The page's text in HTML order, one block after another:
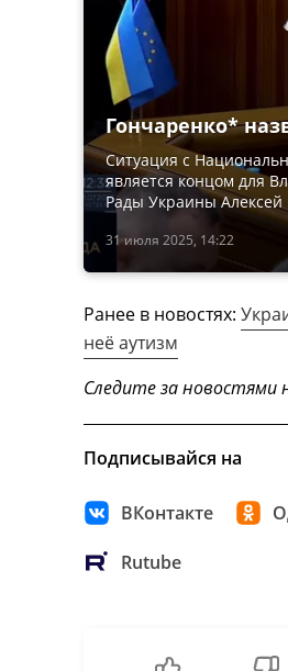
31 июля 2025, 14:22
Гончаренко*
Ситуация с
является концом для
Рады Украины
Ранее в новостях:
неё аутизм
Следите за новостями
Подписывайся на
ВКонтакте
Rutube